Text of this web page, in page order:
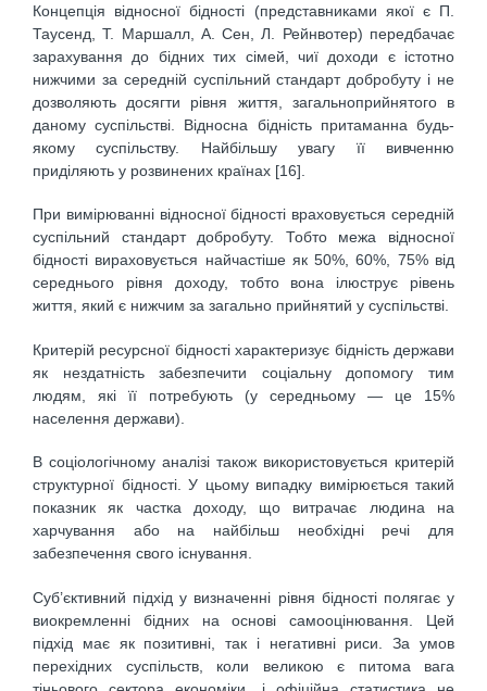
Концепція відносної бідності (представниками якої є П.
Таусенд, Т. Маршалл, А. Сен, Л. Рейнвотер) передбачає
зарахування до бідних тих сімей, чиї доходи є істотно
нижчими за середній суспільний стандарт добробуту і не
дозволяють досягти рівня життя, загальноприйнятого в
даному суспільстві. Відносна бідність притаманна будь-
якому суспільству. Найбільшу увагу її вивченню
приділяють у розвинених країнах [16].
При вимірюванні відносної бідності враховується середній
суспільний стандарт добробуту. Тобто межа відносної
бідності вираховується найчастіше як 50%, 60%, 75% від
середнього рівня доходу, тобто вона ілюструє рівень
життя, який є нижчим за загально прийнятий у суспільстві.
Критерій ресурсної бідності характеризує бідність держави
як нездатність забезпечити соціальну допомогу тим
людям, які її потребують (у середньому — це 15%
населення держави).
В соціологічному аналізі також використовується критерій
структурної бідності. У цьому випадку вимірюється такий
показник як частка доходу, що витрачає людина на
харчування або на найбільш необхідні речі для
забезпечення свого існування.
Суб’єктивний підхід у визначенні рівня бідності полягає у
виокремленні бідних на основі самооцінювання. Цей
підхід має як позитивні, так і негативні риси. За умов
перехідних суспільств, коли великою є питома вага